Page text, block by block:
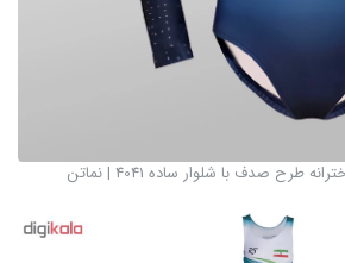
طرح صدف با شلوار ساده 4041 | نماتن